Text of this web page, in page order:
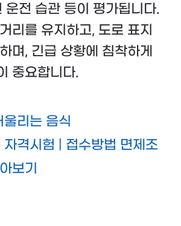
운전 습관 등이 평가됩니다.
리를 유지하고, 도로 표지
며, 긴급 상황에 침착하게
중요합니다.
울리는 음식
자격시험 | 접수방법 면제조
보기